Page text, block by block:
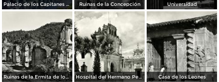
Palacio de los Capitanes Generales Ruinas de la Concepción Universidad
Ruinas de la Ermita de los Dolores Hospital del Hermano Pedro Casa de los Leones